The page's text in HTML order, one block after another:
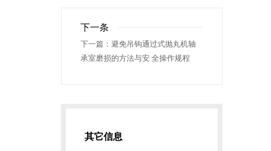
下一篇：避免吊钩通过式抛丸机轴
承室磨损的方法与安 全操作规程
下一条
其它信息